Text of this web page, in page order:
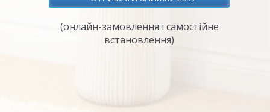
(онлайн-замовлення і самостійне
встановлення)